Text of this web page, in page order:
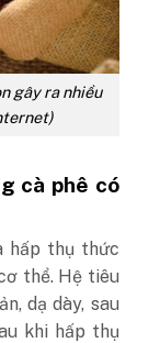
gây ra nhiều
cà phê có
hấp thụ thức
thể. Hệ tiêu
dạ dày, sau
khi hấp thụ